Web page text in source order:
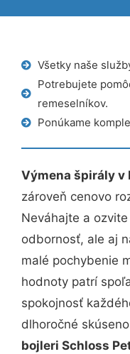
Všetky naše
Potrebujete
remeselníkov.
Ponúkame
Výmena špirály v
zároveň cenovo
Neváhajte a
odbornosť, ale aj
malé pochybenie
hodnoty patrí
spokojnosť
dlhoročné
bojleri Schloss